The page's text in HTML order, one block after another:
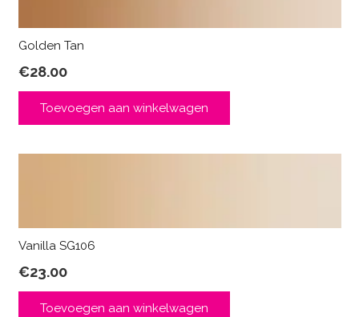
Golden Tan
€28.00
Toevoegen aan winkelwagen
Vanilla SG106
€23.00
Toevoegen aan winkelwagen